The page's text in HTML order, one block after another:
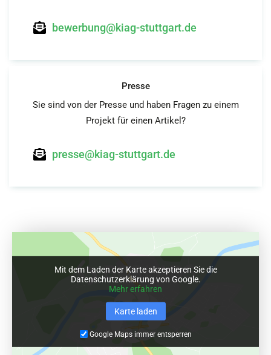
bewerbung@kiag-stuttgart.de
Presse
Sie sind von der Presse und haben Fragen zu einem
Projekt für einen Artikel?
presse@kiag-stuttgart.de
Mit dem Laden der Karte akzeptieren Sie die
Datenschutzerklärung von Google.
Mehr erfahren
Karte laden
Google Maps immer entsperren